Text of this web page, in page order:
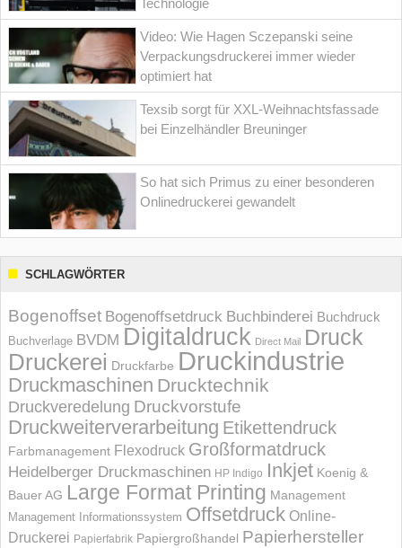
Technologie
Video: Wie Hagen Sczepanski seine
Verpackungsdruckerei immer wieder
optimiert hat
Texsib sorgt für XXL-Weihnachtsfassade
bei Einzelhändler Breuninger
So hat sich Primus zu einer besonderen
Onlinedruckerei gewandelt
SCHLAGWÖRTER
Bogenoffset Bogenoffsetdruck Buchbinderei Buchdruck
Buchverlage BVDM Digitaldruck Direct Mail Druck
Druckerei Druckfarbe Druckindustrie
Druckmaschinen Drucktechnik
Druckveredelung Druckvorstufe
Druckweiterverarbeitung Etikettendruck
Farbmanagement Flexodruck Großformatdruck
Heidelberger Druckmaschinen HP Indigo Inkjet Koenig &
Bauer AG Large Format Printing Management
Management Informations­system Offsetdruck Online-
Druckerei Papierfabrik Papiergroßhandel Papierhersteller